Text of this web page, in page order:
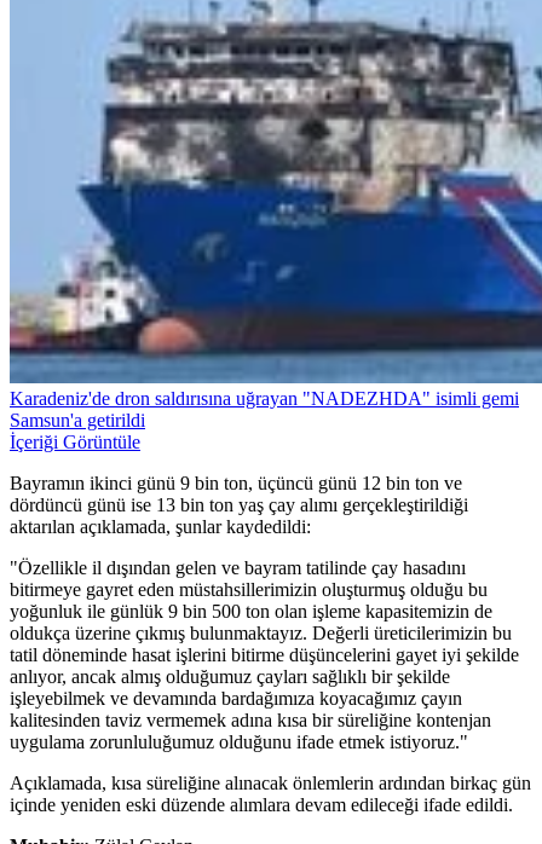
Karadeniz'de dron saldırısına uğrayan "NADEZHDA" isimli gemi
Samsun'a getirildi
İçeriği Görüntüle
Bayramın ikinci günü 9 bin ton, üçüncü günü 12 bin ton ve
dördüncü günü ise 13 bin ton yaş çay alımı gerçekleştirildiği
aktarılan açıklamada, şunlar kaydedildi:
"Özellikle il dışından gelen ve bayram tatilinde çay hasadını
bitirmeye gayret eden müstahsillerimizin oluşturmuş olduğu bu
yoğunluk ile günlük 9 bin 500 ton olan işleme kapasitemizin de
oldukça üzerine çıkmış bulunmaktayız. Değerli üreticilerimizin bu
tatil döneminde hasat işlerini bitirme düşüncelerini gayet iyi şekilde
anlıyor, ancak almış olduğumuz çayları sağlıklı bir şekilde
işleyebilmek ve devamında bardağımıza koyacağımız çayın
kalitesinden taviz vermemek adına kısa bir süreliğine kontenjan
uygulama zorunluluğumuz olduğunu ifade etmek istiyoruz."
Açıklamada, kısa süreliğine alınacak önlemlerin ardından birkaç gün
içinde yeniden eski düzende alımlara devam edileceği ifade edildi.